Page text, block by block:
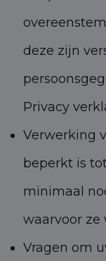
deze zijn
Privacy
Verwerking
beperkt is
minimaal
waarvoor ze
Vragen om